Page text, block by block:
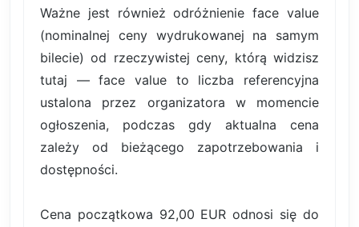
Ważne jest również odróżnienie face value
(nominalnej ceny wydrukowanej na samym
bilecie) od rzeczywistej ceny, którą widzisz
tutaj — face value to liczba referencyjna
ustalona przez organizatora w momencie
ogłoszenia, podczas gdy aktualna cena
zależy od bieżącego zapotrzebowania i
dostępności.
Cena początkowa 92,00 EUR odnosi się do